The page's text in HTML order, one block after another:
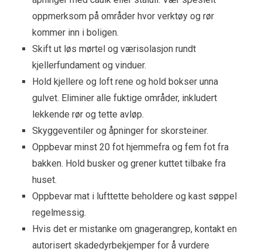
oppmerksom på områder hvor verktøy og rør
kommer inn i boligen.
Skift ut løs mørtel og værisolasjon rundt
kjellerfundament og vinduer.
Hold kjellere og loft rene og hold bokser unna
gulvet. Eliminer alle fuktige områder, inkludert
lekkende rør og tette avløp.
Skyggeventiler og åpninger for skorsteiner.
Oppbevar minst 20 fot hjemmefra og fem fot fra
bakken. Hold busker og grener kuttet tilbake fra
huset.
Oppbevar mat i lufttette beholdere og kast søppel
regelmessig.
Hvis det er mistanke om gnagerangrep, kontakt en
autorisert skadedyrbekjemper for å vurdere